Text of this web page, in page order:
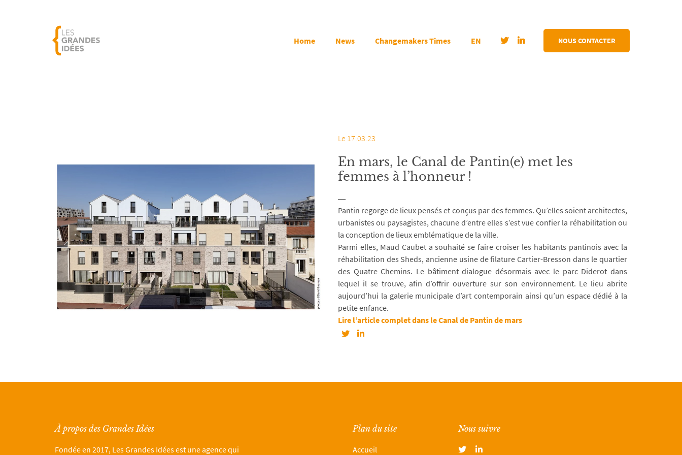
Home News Changemakers Times EN NOUS CONTACTER
Le 17.03.23
En mars, le Canal de Pantin(e) met les
femmes à l’honneur !
Pantin regorge de lieux pensés et conçus par des femmes. Qu’elles soient architectes,
urbanistes ou paysagistes, chacune d’entre elles s’est vue confier la réhabilitation ou
la conception de lieux emblématique de la ville.
Parmi elles, Maud Caubet a souhaité se faire croiser les habitants pantinois avec la
réhabilitation des Sheds, ancienne usine de filature Cartier-Bresson dans le quartier
des Quatre Chemins. Le bâtiment dialogue désormais avec le parc Diderot dans
lequel il se trouve, afin d’offrir ouverture sur son environnement. Le lieu abrite
aujourd’hui la galerie municipale d’art contemporain ainsi qu’un espace dédié à la
petite enfance.
Lire l’article complet dans le Canal de Pantin de mars
À propos des Grandes Idées
Fondée en 2017, Les Grandes Idées est une agence qui
Plan du site
Accueil
Nous suivre